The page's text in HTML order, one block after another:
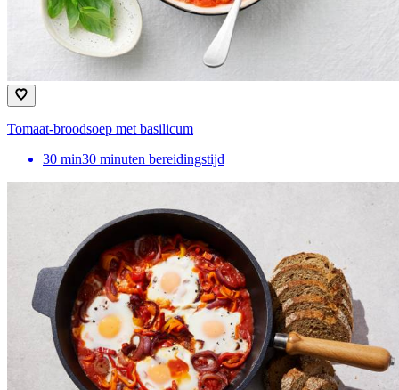
Tomaat-broodsoep met basilicum
30 min30 minuten bereidingstijd